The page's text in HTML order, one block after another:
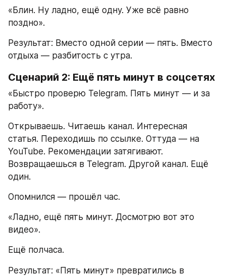
«Блин. Ну ладно, ещё одну. Уже всё равно
поздно».
Результат: Вместо одной серии — пять. Вместо
отдыха — разбитость с утра.
Сценарий 2: Ещё пять минут в соцсетях
«Быстро проверю Telegram. Пять минут — и за
работу».
Открываешь. Читаешь канал. Интересная
статья. Переходишь по ссылке. Оттуда — на
YouTube. Рекомендации затягивают.
Возвращаешься в Telegram. Другой канал. Ещё
один.
Опомнился — прошёл час.
«Ладно, ещё пять минут. Досмотрю вот это
видео».
Ещё полчаса.
Результат: «Пять минут» превратились в